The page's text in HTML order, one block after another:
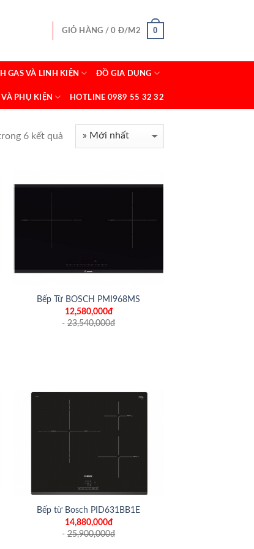
GIỎ HÀNG /0 Đ/M2 0
GAS VÀ LINH KIỆN ĐỒ GIA DỤNG
VÀ PHỤ KIỆN HOTLINE 0989 55 32 32
6 kết quả
+
Bếp Từ BOSCH PMI968MS
12,580,000đ
-23,540,000đ
Bếp từ Bosch PID631BB1E
14,880,000đ
-25,900,000đ